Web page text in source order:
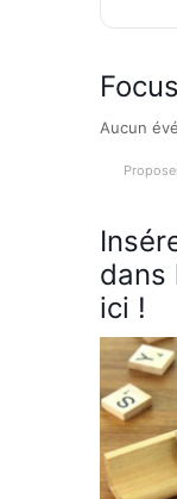
Aucun
dans
ici !